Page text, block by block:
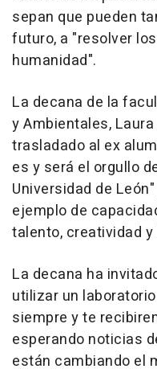
sepan que pueden
futuro, a "resolver
humanidad".
La decana de la
y Ambientales,
trasladado al ex
es y será el orgullo
Universidad de
ejemplo de
talento, creatividad
La decana ha
utilizar un
siempre y te
esperando noticias
están cambiando el